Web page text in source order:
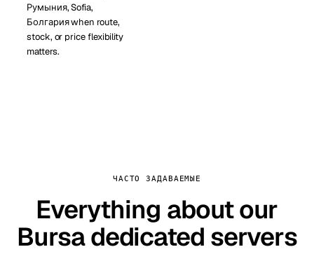
Румыния, Sofia,
Болгария when route,
stock, or price flexibility
matters.
ЧАСТО ЗАДАВАЕМЫЕ
Everything about our
Bursa dedicated servers